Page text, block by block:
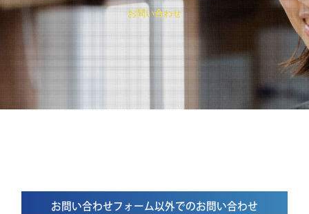
お問い合わせ
お問い合わせフォーム以外でのお問い合わせ